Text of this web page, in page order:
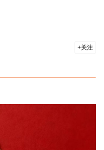
关注